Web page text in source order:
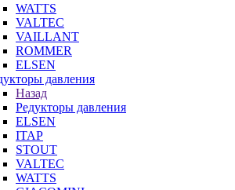
WATTS
VALTEC
VAILLANT
ROMMER
ELSEN
давления
Назад
Редукторы давления
ELSEN
ITAP
STOUT
VALTEC
WATTS